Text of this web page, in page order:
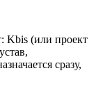
Kbis (или проект
сразу,